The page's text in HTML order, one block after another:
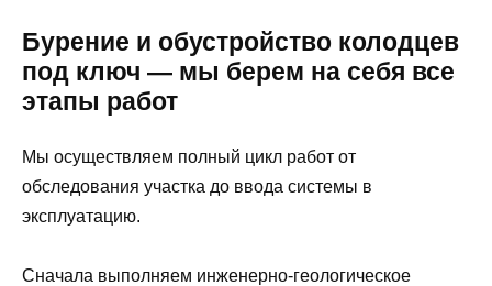
Бурение и обустройство колодцев
под ключ — мы берем на себя все
этапы работ
Мы осуществляем полный цикл работ от
обследования участка до ввода системы в
эксплуатацию.
Сначала выполняем инженерно-геологическое